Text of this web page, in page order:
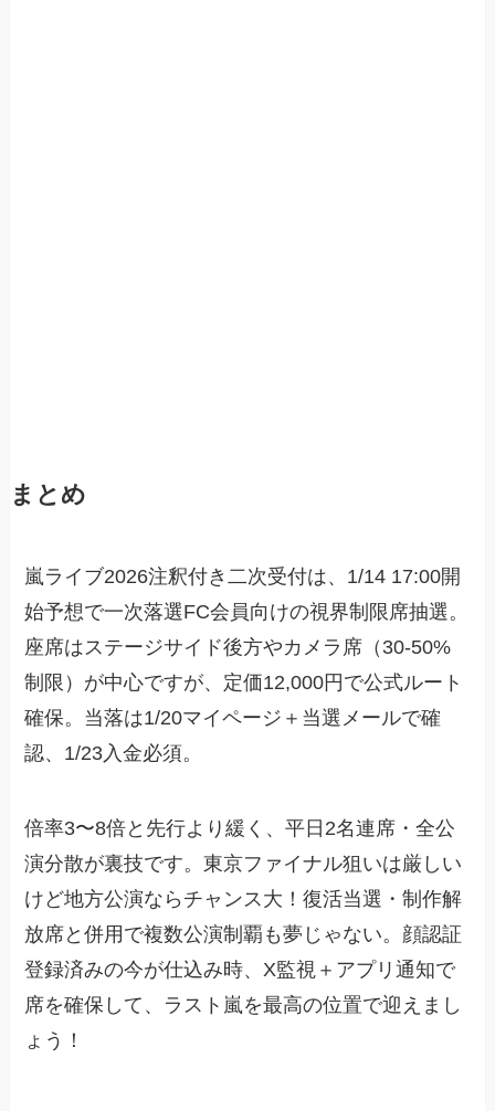
まとめ
嵐ライブ2026注釈付き二次受付は、1/14 17:00開
始予想で一次落選FC会員向けの視界制限席抽選。
座席はステージサイド後方やカメラ席（30-50%
制限）が中心ですが、定価12,000円で公式ルート
確保。当落は1/20マイページ＋当選メールで確
認、1/23入金必須。
倍率3〜8倍と先行より緩く、平日2名連席・全公
演分散が裏技です。東京ファイナル狙いは厳しい
けど地方公演ならチャンス大！復活当選・制作解
放席と併用で複数公演制覇も夢じゃない。顔認証
登録済みの今が仕込み時、X監視＋アプリ通知で
席を確保して、ラスト嵐を最高の位置で迎えまし
ょう！